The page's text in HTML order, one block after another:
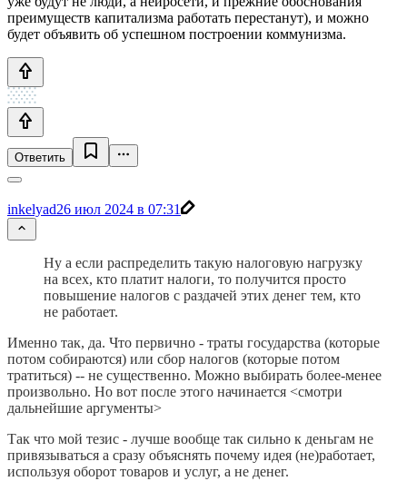
преимуществ капитализма работать перестанут), и можно
будет объявить об успешном построении коммунизма.
Ответить
inkelyad26 июл 2024 в 07:31
Ну а если распределить такую налоговую нагрузку
на всех, кто платит налоги, то получится просто
повышение налогов с раздачей этих денег тем, кто
не работает.
Именно так, да. Что первично - траты государства (которые
потом собираются) или сбор налогов (которые потом
тратиться) -- не существенно. Можно выбирать более-менее
произвольно. Но вот после этого начинается <смотри
дальнейшие аргументы>
Так что мой тезис - лучше вообще так сильно к деньгам не
привязываться а сразу объяснять почему идея (не)работает,
используя оборот товаров и услуг, а не денег.